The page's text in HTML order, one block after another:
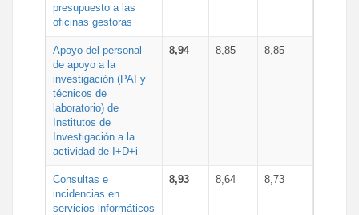
presupuesto a las
oficinas gestoras
Apoyo del personal
de apoyo a la
investigación (PAI y
técnicos de
laboratorio) de
Institutos de
Investigación a la
actividad de I+D+i
8,94 8,85 8,85
Consultas e
incidencias en
servicios informáticos
8,93 8,64 8,73